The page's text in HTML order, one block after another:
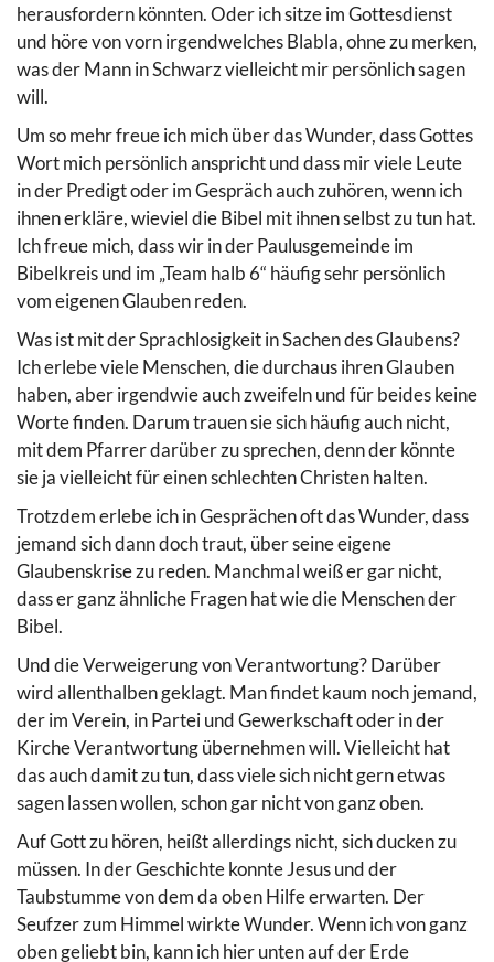
herausfordern könnten. Oder ich sitze im Gottesdienst
und höre von vorn irgendwelches Blabla, ohne zu merken,
was der Mann in Schwarz vielleicht mir persönlich sagen
will.
Um so mehr freue ich mich über das Wunder, dass Gottes
Wort mich persönlich anspricht und dass mir viele Leute
in der Predigt oder im Gespräch auch zuhören, wenn ich
ihnen erkläre, wieviel die Bibel mit ihnen selbst zu tun hat.
Ich freue mich, dass wir in der Paulusgemeinde im
Bibelkreis und im „Team halb 6“ häufig sehr persönlich
vom eigenen Glauben reden.
Was ist mit der Sprachlosigkeit in Sachen des Glaubens?
Ich erlebe viele Menschen, die durchaus ihren Glauben
haben, aber irgendwie auch zweifeln und für beides keine
Worte finden. Darum trauen sie sich häufig auch nicht,
mit dem Pfarrer darüber zu sprechen, denn der könnte
sie ja vielleicht für einen schlechten Christen halten.
Trotzdem erlebe ich in Gesprächen oft das Wunder, dass
jemand sich dann doch traut, über seine eigene
Glaubenskrise zu reden. Manchmal weiß er gar nicht,
dass er ganz ähnliche Fragen hat wie die Menschen der
Bibel.
Und die Verweigerung von Verantwortung? Darüber
wird allenthalben geklagt. Man findet kaum noch jemand,
der im Verein, in Partei und Gewerkschaft oder in der
Kirche Verantwortung übernehmen will. Vielleicht hat
das auch damit zu tun, dass viele sich nicht gern etwas
sagen lassen wollen, schon gar nicht von ganz oben.
Auf Gott zu hören, heißt allerdings nicht, sich ducken zu
müssen. In der Geschichte konnte Jesus und der
Taubstumme von dem da oben Hilfe erwarten. Der
Seufzer zum Himmel wirkte Wunder. Wenn ich von ganz
oben geliebt bin, kann ich hier unten auf der Erde